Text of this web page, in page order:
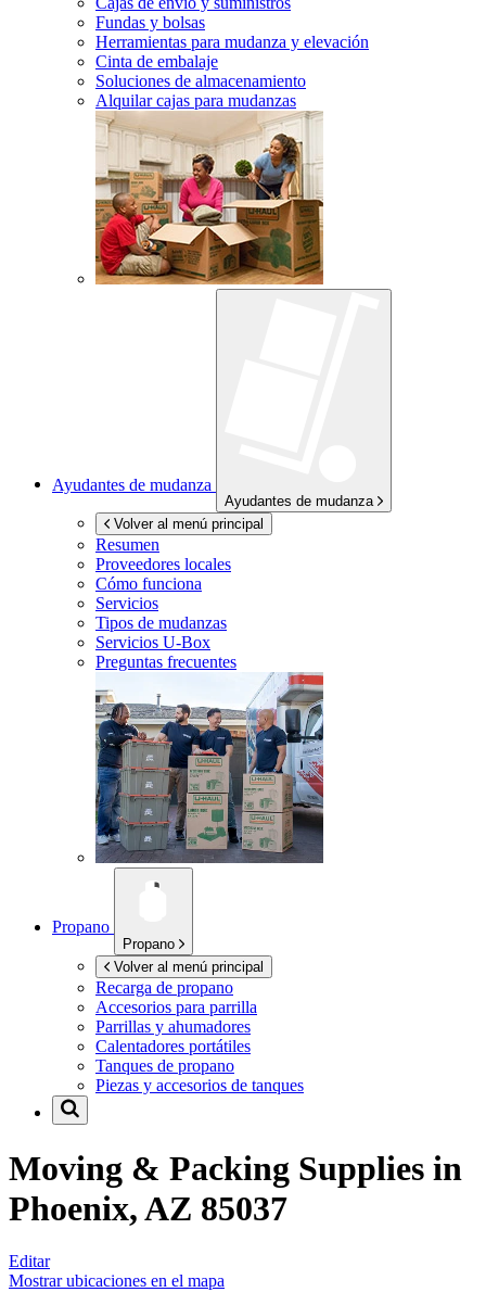
Fundas y bolsas
Herramientas para mudanza y elevación
Cinta de embalaje
Soluciones de almacenamiento
Alquilar cajas para mudanzas
Ayudantes de mudanza
Ayudantes de mudanza
Volver al menú principal
Resumen
Proveedores locales
Cómo funciona
Servicios
Tipos de mudanzas
Servicios U-Box
Preguntas frecuentes
Propano
Propano
Volver al menú principal
Recarga de propano
Accesorios para parrilla
Parrillas y ahumadores
Calentadores portátiles
Tanques de propano
Piezas y accesorios de tanques
Moving & Packing Supplies in
Phoenix, AZ 85037
Editar
Mostrar ubicaciones en el mapa